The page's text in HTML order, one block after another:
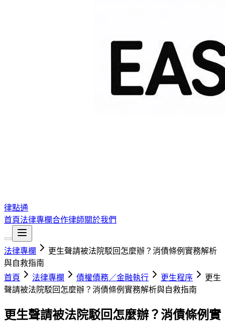
律點通
首頁法律專欄合作律師關於我們
法律專欄
更生聲請被法院駁回怎麼辦？消債條例實務解析
與自救指南
首頁
法律專欄 債權債務／金融執行 更生程序
更生
聲請被法院駁回怎麼辦？消債條例實務解析與自救指南
更生聲請被法院駁回怎麼辦？消債條例實